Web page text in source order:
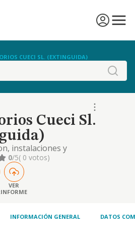
CUECI SL. (EXTINGUIDA)
Cueci Sl.
instalaciones y
comercio al por mayor y al
comercial.
exportacion. actividades
industrias manufactureras y
etc
0/5( 0 votos)
VER
INFORME
INFORMACIÓN GENERAL DATOS